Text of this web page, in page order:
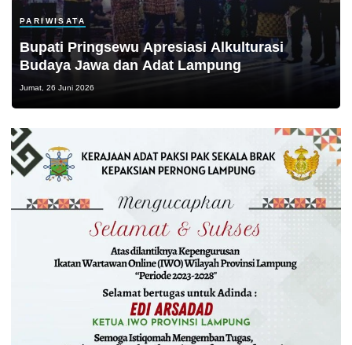
PARIWISATA
Bupati Pringsewu Apresiasi Alkulturasi
Budaya Jawa dan Adat Lampung
Jumat, 26 Juni 2026